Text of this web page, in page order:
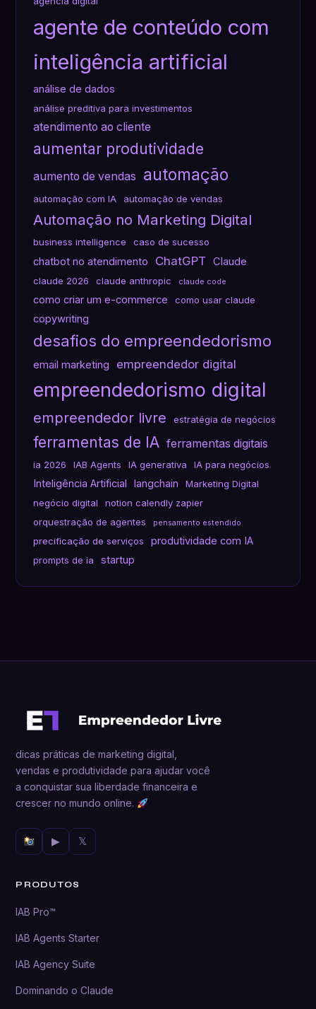
agente de conteúdo com
inteligência artificial
análise de dados
análise preditiva para investimentos
atendimento ao cliente
aumentar produtividade
aumento de vendas automação
automação com IA automação de vendas
Automação no Marketing Digital
business intelligence caso de sucesso
chatbot no atendimento ChatGPT Claude
claude 2026 claude anthropic claude code
como criar um e-commerce como usar claude
copywriting
desafios do empreendedorismo
email marketing empreendedor digital
empreendedorismo digital
empreendedor livre estratégia de negócios
ferramentas de IA ferramentas digitais
ia 2026 IAB Agents IA generativa IA para negócios
Inteligência Artificial langchain
Marketing Digital
negócio digital
notion calendly zapier
orquestração de agentes
pensamento estendido
precificação de serviços produtividade com IA
prompts de ia startup
dicas práticas de marketing digital,
vendas e produtividade para ajudar você
a conquistar sua liberdade financeira e
crescer no mundo online.
▶ 𝕏
PRODUTOS
IAB Pro™
IAB Agents Starter
IAB Agency Suite
Dominando o Claude